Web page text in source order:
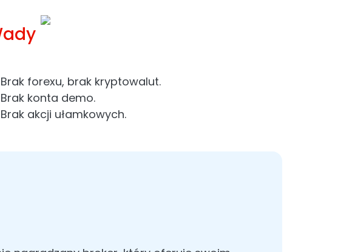
Brak forexu, brak kryptowalut.
Brak konta demo.
Brak akcji ułamkowych.